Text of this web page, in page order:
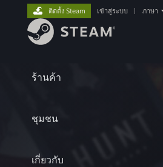
ร้านค้า
ชุมชน
เกี่ยวกับ
ติดตั้ง Steam เข้าสู่ระบบ ภาษา